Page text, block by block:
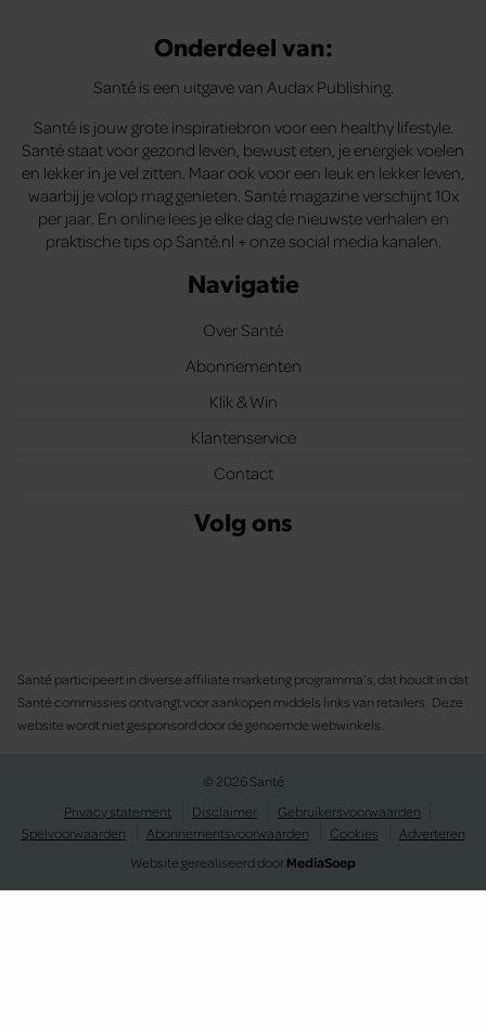
Onderdeel van:
Santé is een uitgave van Audax Publishing.
Santé is jouw grote inspiratiebron voor een healthy lifestyle.
Santé staat voor gezond leven, bewust eten, je energiek voelen
en lekker in je vel zitten. Maar ook voor een leuk en lekker leven,
waarbij je volop mag genieten. Santé magazine verschijnt 10x
per jaar. En online lees je elke dag de nieuwste verhalen en
praktische tips op Santé.nl + onze social media kanalen.
Navigatie
Over Santé
Abonnementen
Klik & Win
Klantenservice
Contact
Volg ons
Santé participeert in diverse affiliate marketing programma’s, dat houdt in dat
Santé commissies ontvangt voor aankopen middels links van retailers. Deze
website wordt niet gesponsord door de genoemde webwinkels.
© 2026 Santé
Privacy statement
Disclaimer
Gebruikersvoorwaarden
Spelvoorwaarden
Abonnementsvoorwaarden Cookies
Adverteren
Website gerealiseerd doorMediaSoep